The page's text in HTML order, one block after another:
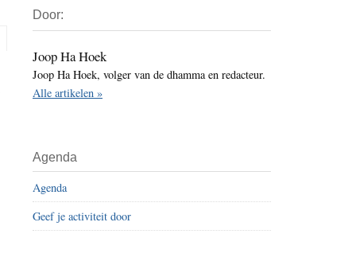
d
e
z
e
s
t
e
n
n
d
e
s
i
t
e
Sidebar
Door:
Joop Ha Hoek
Joop Ha Hoek, volger van de dhamma en redacteur.
Alle artikelen »
Agenda
Agenda
Geef je activiteit door